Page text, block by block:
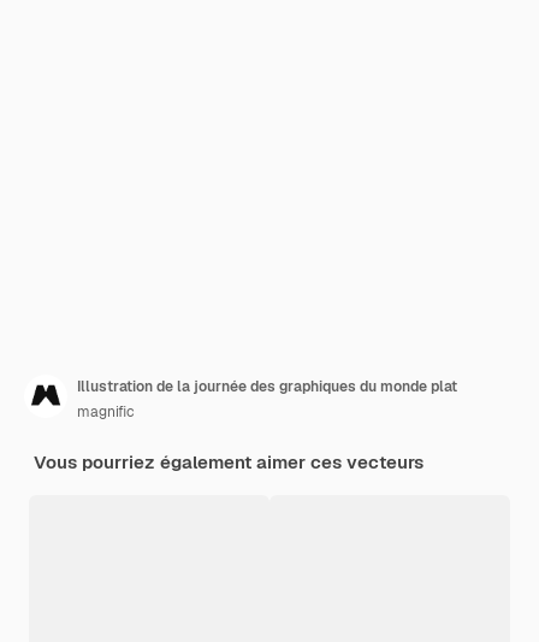
Illustration de la journée des graphiques du monde plat
magnific
Vous pourriez également aimer ces vecteurs